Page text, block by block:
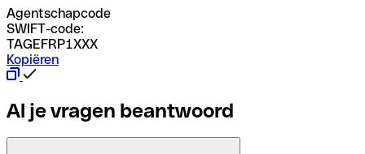
Agentschapcode
SWIFT-code:
TAGEFRP1XXX
Kopiëren
Al je vragen beantwoord